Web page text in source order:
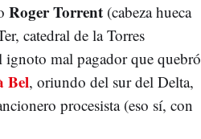
Roger Torrent (cabeza hueca
catedral de la Torres
mal pagador que quebró
Bel, oriundo del sur del Delta,
procesista (eso sí, con